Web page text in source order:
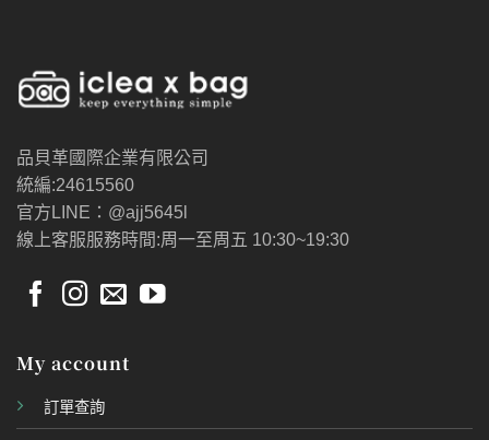
品貝革國際企業有限公司
統編:24615560
官方LINE：@ajj5645l
線上客服服務時間:周一至周五 10:30~19:30
My account
訂單查詢